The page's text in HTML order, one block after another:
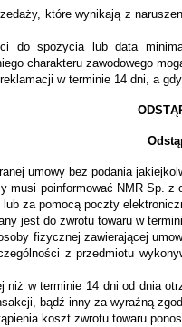
które wynikają z
spożycia lub data
charakteru zawodowego
w terminie 14 dni, a
umowy bez podania
musi poinformować NMR Sp. z
za pomocą poczty
jest do zwrotu towaru w
fizycznej zawierającej
z przedmiotu
niż w terminie 14 dni od dnia
bądź inny za wyraźną
koszt zwrotu towaru